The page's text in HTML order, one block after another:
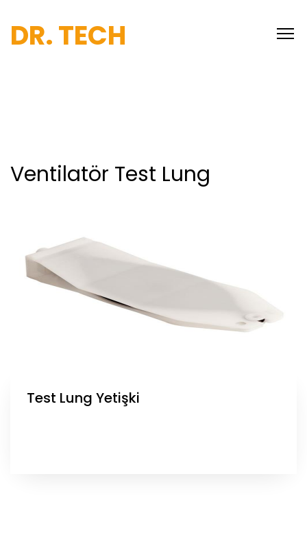
DR. TECH
Ventilatör Test Lung
Test Lung Yetişki